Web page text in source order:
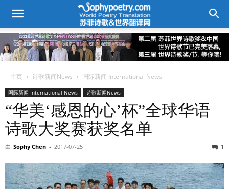
主页 诗歌新闻News 国际新闻 International News
国际新闻 International News 诗歌新闻News
“华美‘感恩的心’杯”全球华语
诗歌大奖赛获奖名单
由 Sophy Chen - 2017-07-25 1